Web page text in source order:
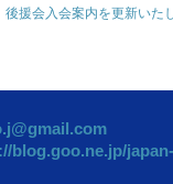
援会入会案内を更新いた
blog.goo.ne.jp/